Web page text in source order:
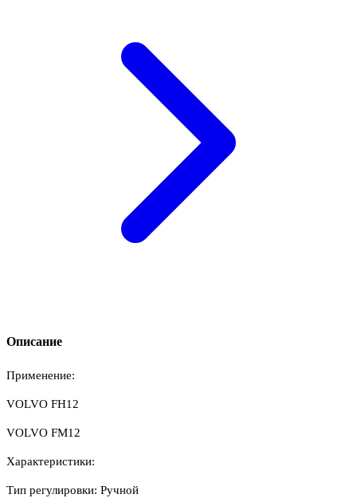
Описание
Применение:
VOLVO FH12
VOLVO FM12
Характеристики:
Тип регулировки: Ручной